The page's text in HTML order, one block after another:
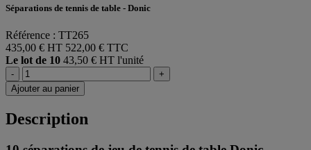
Séparations de tennis de table - Donic
Référence : TT265
435,00 € HT 522,00 € TTC
Le lot de 10 43,50 € HT l'unité
-
+
Ajouter au panier
Description